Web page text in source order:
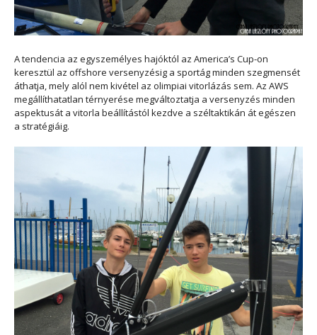
A tendencia az egyszemélyes hajóktól az America’s Cup-on
keresztül az offshore versenyzésig a sportág minden szegmensét
áthatja, mely alól nem kivétel az olimpiai vitorlázás sem. Az AWS
megállíthatatlan térnyerése megváltoztatja a versenyzés minden
aspektusát a vitorla beállítástól kezdve a széltaktikán át egészen
a stratégiáig.